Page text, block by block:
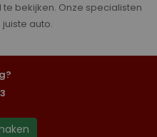
bekijken. Onze specialisten
auto.